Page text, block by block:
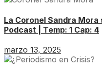
La Coronel Sandra
Podcast | Temp: 1 Cap: 4
marzo 13, 2025